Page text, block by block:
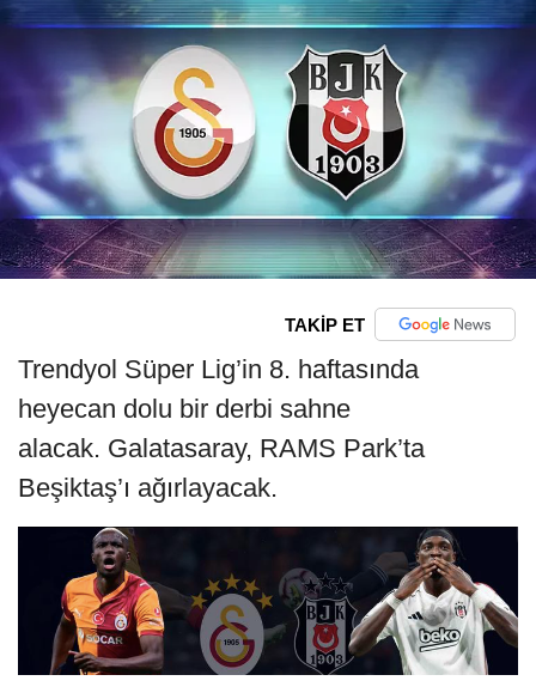
TAKİP ET
Trendyol Süper Lig’in 8. haftasında
heyecan dolu bir derbi sahne
alacak. Galatasaray, RAMS Park’ta
Beşiktaş’ı ağırlayacak.